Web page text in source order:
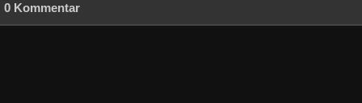
0 Kommentar